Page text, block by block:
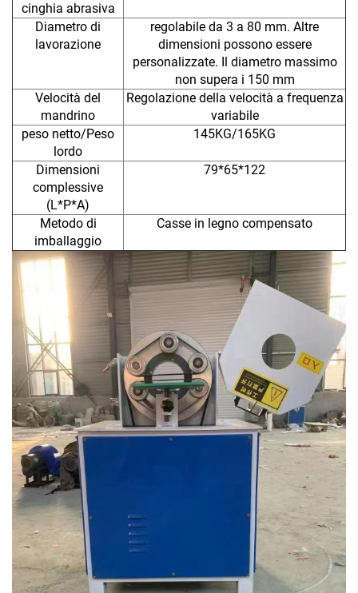
cinghia abrasiva
Diametro di
lavorazione
regolabile da 3 a 80 mm. Altre
dimensioni possono essere
personalizzate. Il diametro massimo
non supera i 150 mm
Velocità del
mandrino
Regolazione della velocità a frequenza
variabile
peso netto/Peso
lordo
145KG/165KG
Dimensioni
complessive
(L*P*A)
79*65*122
Metodo di
imballaggio
Casse in legno compensato